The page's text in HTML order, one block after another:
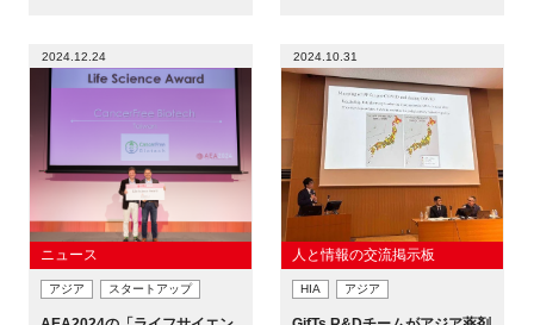
2024.12.24
ニュース
アジア スタートアップ
2024.10.31
人と情報の交流掲示板
HIA アジア